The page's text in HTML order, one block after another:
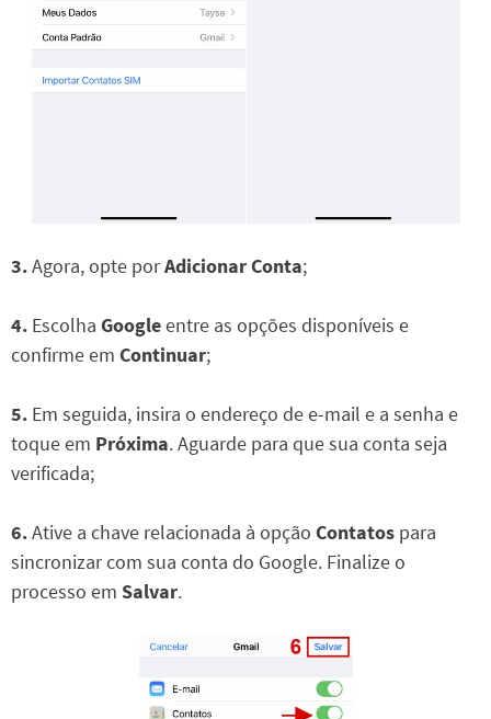
3.Agora, opte porAdicionar Conta;
4. Escolha Googleentre as opções disponíveis e
confirme em Continuar;
5. Em seguida, insira o endereço de e-mail e a senha e
toque em Próxima. Aguarde para que sua conta seja
verificada;
6.Ative a chave relacionada à opção Contatos para
sincronizar com sua conta do Google. Finalize o
processo em Salvar.